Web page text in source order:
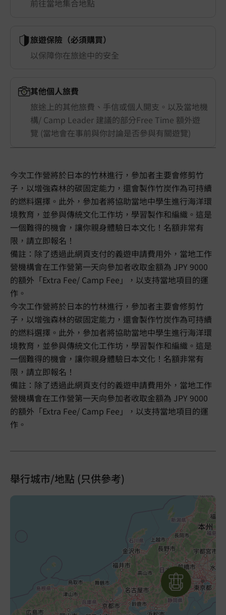
前往當地集合地點
旅遊保險（必須購買）
以保障你在旅途中的安全
其他個人旅費
旅途上的其他旅費、手信或個人開支。以及當地機
構/ Camp Leader 建議的部分Free Time 額外遊
覽 (當地會在事前與你討論是否參與有關遊覽)
今次工作營將於日本的竹林進行，參加者主要會修剪竹
子，以增強森林的碳固定能力，還會製作竹炭作為可持續
的燃料選擇。此外，參加者將協助當地中學生進行海洋環
境教育，並參與傳統文化工作坊，學習製作和編織。這是
一個難得的機會，讓你親身體驗日本文化！名額非常有
限，請立即報名！
備註：除了透過此網頁支付的義遊申請費用外，當地工作
營機構會在工作營第一天向參加者收取金額為 JPY 9000
的額外「Extra Fee/ Camp Fee」，以支持當地項目的運
作。
今次工作營將於日本的竹林進行，參加者主要會修剪竹
子，以增強森林的碳固定能力，還會製作竹炭作為可持續
的燃料選擇。此外，參加者將協助當地中學生進行海洋環
境教育，並參與傳統文化工作坊，學習製作和編織。這是
一個難得的機會，讓你親身體驗日本文化！名額非常有
限，請立即報名！
備註：除了透過此網頁支付的義遊申請費用外，當地工作
營機構會在工作營第一天向參加者收取金額為 JPY 9000
的額外「Extra Fee/ Camp Fee」，以支持當地項目的運
作。
舉行城市/地點 (只供參考)